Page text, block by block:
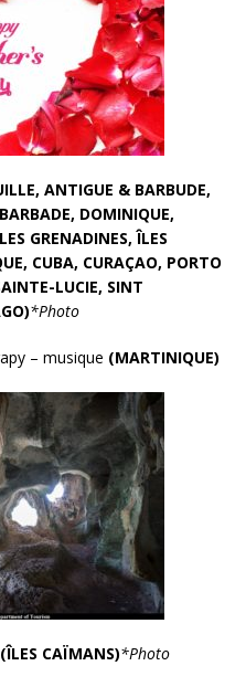
ANTIGUE & BARBUDE,
DOMINIQUE,
GRENADINES, ÎLES
CUBA, CURAÇAO, PORTO
LUCIE, SINT
*Photo
– musique (MARTINIQUE)
(ÎLES CAÏMANS)*Photo